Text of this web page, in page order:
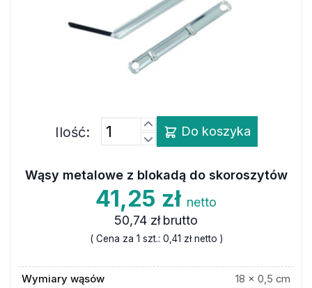
Ilość: Do koszyka
Wąsy metalowe z blokadą do skoroszytów
41,25 zł netto
50,74 zł brutto
( Cena za 1 szt.: 0,41 złnetto )
Wymiary wąsów
18 x 0,5 cm